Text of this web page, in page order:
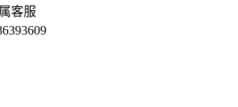
客服